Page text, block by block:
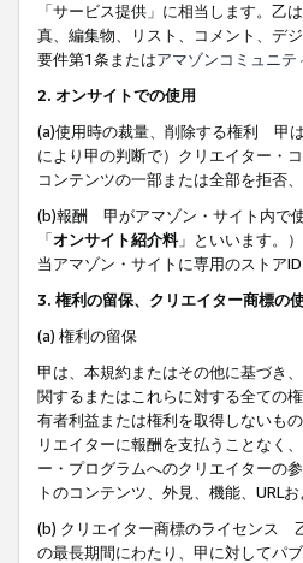
「サービス提供」に相当します。乙
真、編集物、リスト、コメント、デ
要件第1条またはアマゾンコミュニテ
2. オンサイトでの使用
(a)使用時の裁量、削除する権利 甲
により甲の判断で）クリエイター・
コンテンツの一部または全部を拒否
(b)報酬 甲がアマゾン・サイト内で
「オンサイト紹介料」といいます。
当アマゾン・サイトに専用のストア
3. 権利の留保、クリエイター商標の
(a) 権利の留保
甲は、本規約またはその他に基づき
関するまたはこれらに対する全ての
有者利益または権利を取得しないも
リエイターに報酬を支払うことなく
ー・プログラムへのクリエイターの
トのコンテンツ、外見、機能、URL
(b) クリエイター商標のライセンス
の最長期間にわたり、甲に対してパ